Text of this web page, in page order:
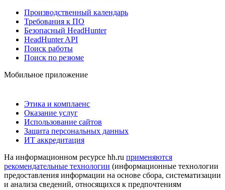
Производственный календарь
Требования к ПО
Безопасный HeadHunter
HeadHunter API
Поиск работы
Поиск по резюме
Мобильное приложение
Этика и комплаенс
Оказание услуг
Использование сайтов
Защита персональных данных
ИТ аккредитация
На информационном ресурсе hh.ru применяются
рекомендательные технологии (информационные технологии
предоставления информации на основе сбора, систематизации
и анализа сведений, относящихся к предпочтениям